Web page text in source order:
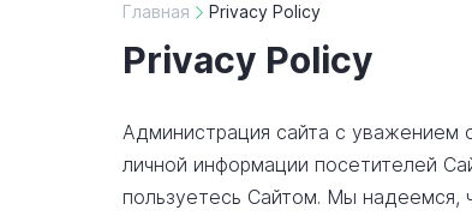
Главная Privacy Policy
Privacy Policy
Администрация сайта с уважением
личной информации посетителей
пользуетесь Сайтом. Мы надеемся,